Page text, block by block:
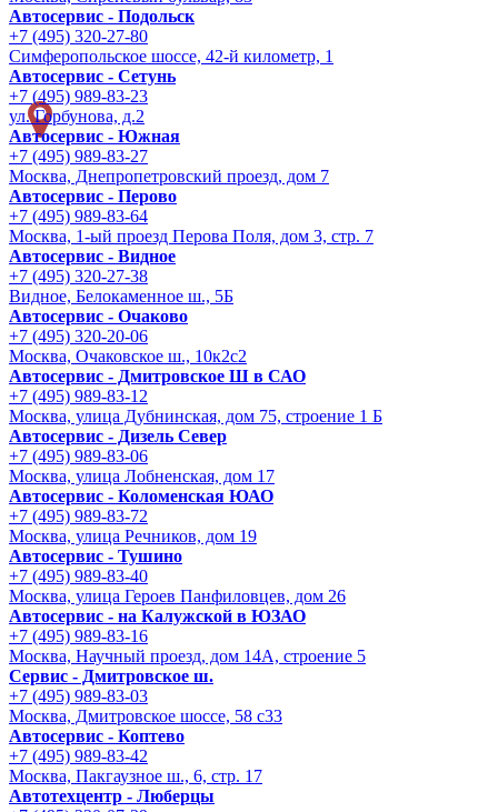
Автосервис - Подольск
+7 (495) 320-27-80
Симферопольское шоссе, 42-й километр, 1
Автосервис - Сетунь
+7 (495) 989-83-23
ул. Горбунова, д.2
Автосервис - Южная
+7 (495) 989-83-27
Москва, Днепропетровский проезд, дом 7
Автосервис - Перово
+7 (495) 989-83-64
Москва, 1-ый проезд Перова Поля, дом 3, стр. 7
Автосервис - Видное
+7 (495) 320-27-38
Видное, Белокаменное ш., 5Б
Автосервис - Очаково
+7 (495) 320-20-06
Москва, Очаковское ш., 10к2с2
Автосервис - Дмитровское Ш в САО
+7 (495) 989-83-12
Москва, улица Дубнинская, дом 75, строение 1 Б
Автосервис - Дизель Север
+7 (495) 989-83-06
Москва, улица Лобненская, дом 17
Автосервис - Коломенская ЮАО
+7 (495) 989-83-72
Москва, улица Речников, дом 19
Автосервис - Тушино
+7 (495) 989-83-40
Москва, улица Героев Панфиловцев, дом 26
Автосервис - на Калужской в ЮЗАО
+7 (495) 989-83-16
Москва, Научный проезд, дом 14А, строение 5
Сервис - Дмитровское ш.
+7 (495) 989-83-03
Москва, Дмитровское шоссе, 58 с33
Автосервис - Коптево
+7 (495) 989-83-42
Москва, Пакгаузное ш., 6, стр. 17
Автотехцентр - Люберцы